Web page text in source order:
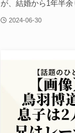
が、結婚から1年半
2024-06-30